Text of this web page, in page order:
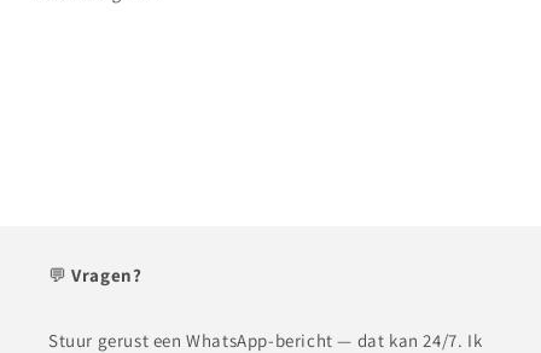
💬Vragen?
Stuur gerust een WhatsApp-bericht — dat kan 24/7. Ik